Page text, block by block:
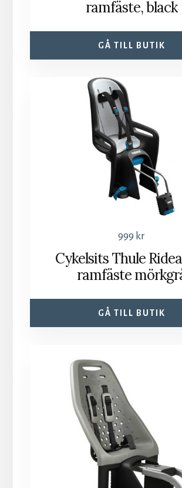
ramfäste, black
GÅ TILL BUTIK
999 kr
Cykelsits Thule
ramfäste
GÅ TILL BUTIK